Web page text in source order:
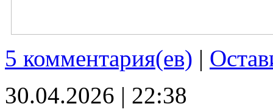
5 комментария(ев) |
30.04.2026 | 22:38